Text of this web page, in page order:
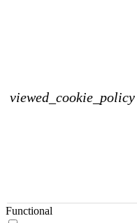
viewed_cookie_policy
Functional